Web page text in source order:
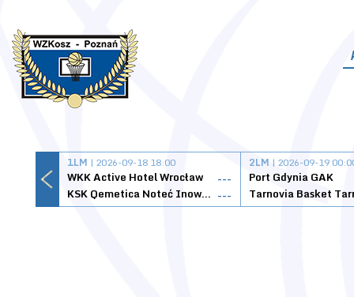
1LM | 2026-09-18 18:00
WKK Active Hotel Wrocław
---
KSK Qemetica Noteć Inowrocław ---
2LM | 2026-09-19
Port Gdynia GAK